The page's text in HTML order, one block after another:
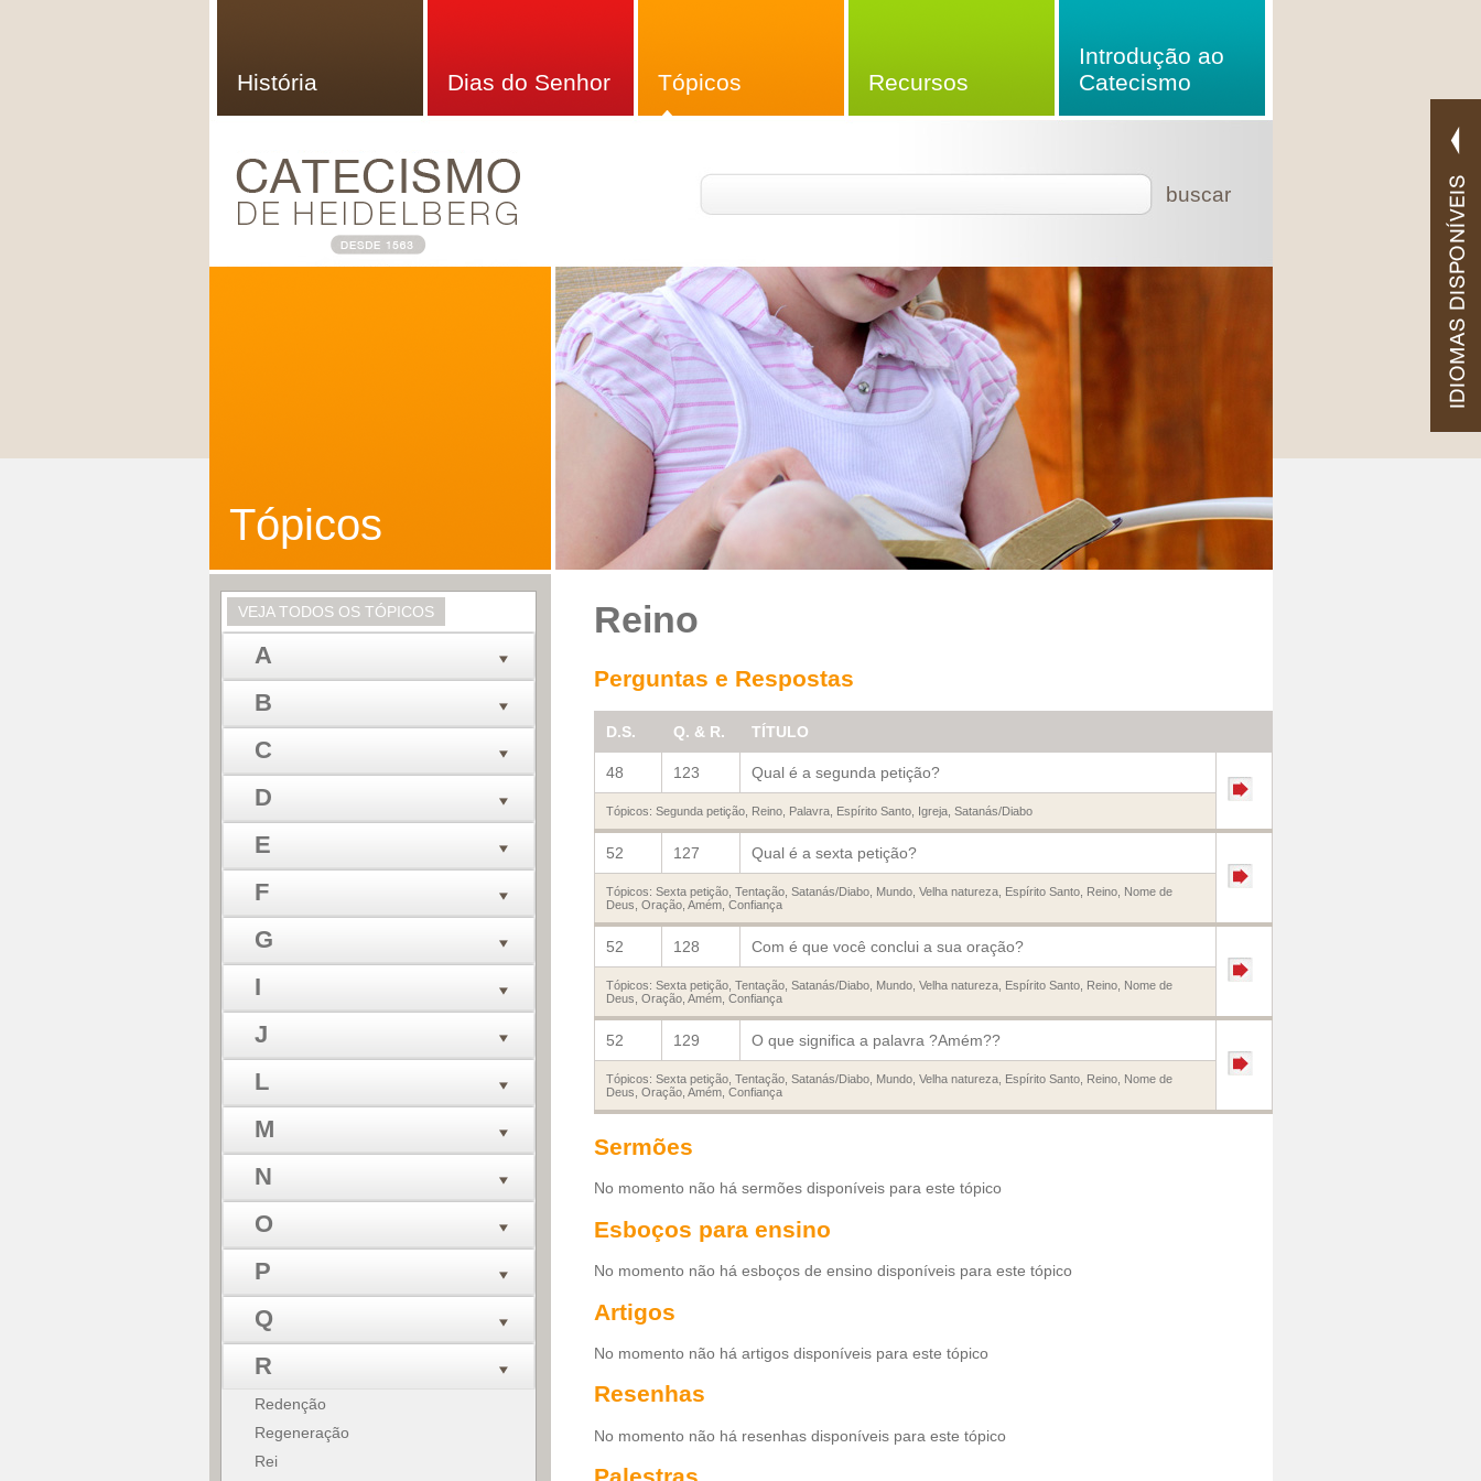
História Dias do Senhor Tópicos Recursos
Introdução ao
Catecismo
buscar
Tópicos
Reino
Perguntas e Respostas
D.S. Q. & R. TÍTULO
48 123 Qual é a segunda petição?
Tópicos: Segunda petição, Reino, Palavra, Espírito Santo, Igreja, Satanás/Diabo
52 127 Qual é a sexta petição?
Tópicos: Sexta petição, Tentação, Satanás/Diabo, Mundo, Velha natureza, Espírito Santo, Reino, Nome de
Deus, Oração, Amém, Confiança
52 128 Com é que você conclui a sua oração?
Tópicos: Sexta petição, Tentação, Satanás/Diabo, Mundo, Velha natureza, Espírito Santo, Reino, Nome de
Deus, Oração, Amém, Confiança
52 129 O que significa a palavra ?Amém??
Tópicos: Sexta petição, Tentação, Satanás/Diabo, Mundo, Velha natureza, Espírito Santo, Reino, Nome de
Deus, Oração, Amém, Confiança
Sermões
No momento não há sermões disponíveis para este tópico
Esboços para ensino
No momento não há esboços de ensino disponíveis para este tópico
Artigos
No momento não há artigos disponíveis para este tópico
Resenhas
No momento não há resenhas disponíveis para este tópico
VEJA TODOS OS TÓPICOS
A
B
C
D
E
F
G
I
J
L
M
N
O
P
Q
R
Redenção
Regeneração
Rei